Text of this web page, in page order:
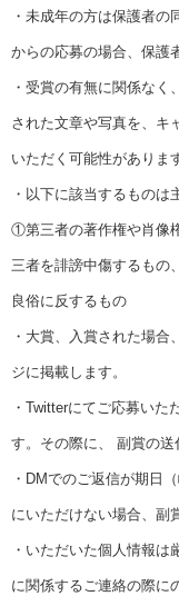
・未成年の方は保護者
からの応募の場合、保護
・受賞の有無に関係な
された文章や写真を、キ
いただく可能性がありま
・以下に該当するものは
①第三者の著作権や肖像
三者を誹謗中傷するも
良俗に反するもの
・大賞、入賞された場
ジに掲載します。
・Twitterにてご応募いた
す。その際に、 副賞の送
・DMでのご返信が期日
にいただけない場合、副
・いただいた個人情報は
に関係するご連絡の際に